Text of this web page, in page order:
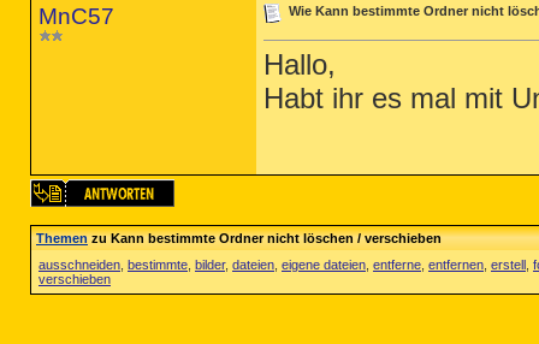
MnC57 Wie Kann bestimmte Ordner nicht
Hallo,
Habt ihr es mal mit
Themenzu Kann bestimmte Ordner nicht löschen / verschieben
ausschneiden bestimmte bilder, dateien eigene dateien entferne entfernen erstell
verschieben